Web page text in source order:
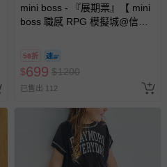
mini boss - 『展期票』【 mini
boss 職感 RPG 模擬城@信義
換，依現場梯次安排入場，逾
期作廢) (兒童票(2歲以上)贈一
名陪伴成人)
58折
$699 $1200
已售出 112